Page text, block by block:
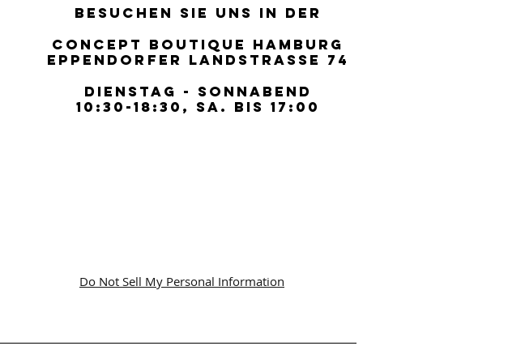
BESUCHEN SIE UNS IN DER
CONCEPT BOUTIQUE HAMBURG
EPPENDORFER LANDSTRASSE 74
DIENSTAG - SONNABEND
10:30-18:30, SA. BIS 17:00
BESUCHEN SIE UNS IN DER
CONCEPT BOUTIQUE HAMBURG
EPPENDORFER LANDSTRASSE 74
DIENSTAG - SONNABEND
10:30-18:30, SA. BIS 17:00
Do Not Sell My Personal Information